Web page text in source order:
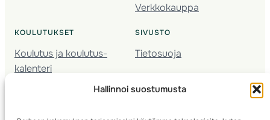
Hallinnoi suostumusta
Verkkokauppa
KOULUTUKSET
Koulutus ja koulutus­
kalenteri
Nuorison koulutukset
SIVUSTO
Tietosuoja